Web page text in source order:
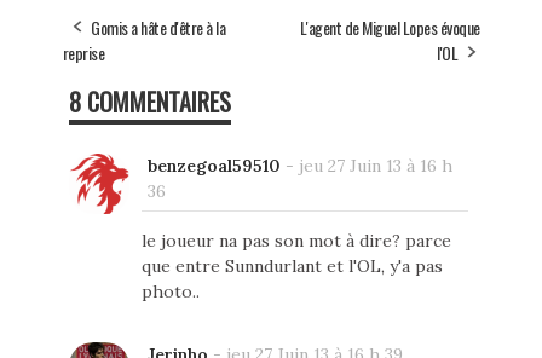
Gomis a hâte d'être à la
reprise
L'agent de Miguel Lopes évoque
l'OL
8 COMMENTAIRES
benzegoal59510 - jeu 27 Juin 13 à 16 h
36
le joueur na pas son mot à dire? parce
que entre Sunndurlant et l'OL, y'a pas
photo..